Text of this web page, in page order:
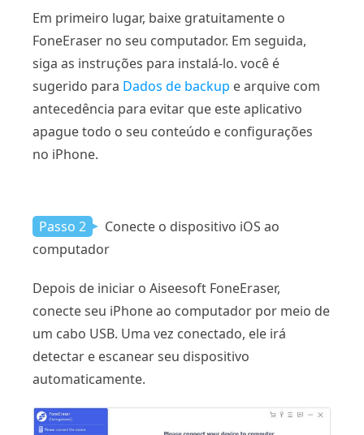
Em primeiro lugar, baixe gratuitamente o
FoneEraser no seu computador. Em seguida,
siga as instruções para instalá-lo. você é
sugerido para Dados de backup e arquive com
antecedência para evitar que este aplicativo
apague todo o seu conteúdo e configurações
no iPhone.
Passo 2
Conecte o dispositivo iOS ao
computador
Depois de iniciar o Aiseesoft FoneEraser,
conecte seu iPhone ao computador por meio de
um cabo USB. Uma vez conectado, ele irá
detectar e escanear seu dispositivo
automaticamente.